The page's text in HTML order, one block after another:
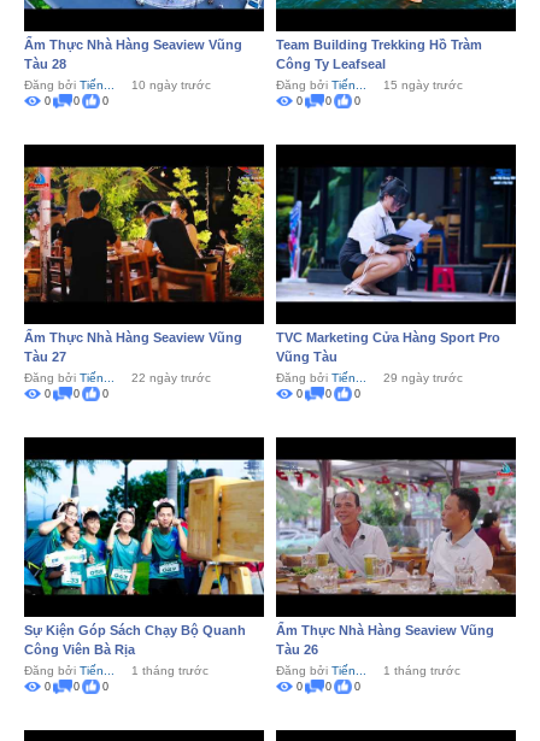
Ẩm Thực Nhà Hàng Seaview Vũng
Tàu 28
Đăng bởi Tiến... 10 ngày trước
0 0 0
Team Building Trekking Hồ Tràm
Công Ty Leafseal
Đăng bởi Tiến... 15 ngày trước
0 0 0
Ẩm Thực Nhà Hàng Seaview Vũng
Tàu 27
Đăng bởi Tiến... 22 ngày trước
0 0 0
TVC Marketing Cửa Hàng Sport Pro
Vũng Tàu
Đăng bởi Tiến... 29 ngày trước
0 0 0
Sự Kiện Góp Sách Chạy Bộ Quanh
Công Viên Bà Rịa
Đăng bởi Tiến... 1 tháng trước
0 0 0
Ẩm Thực Nhà Hàng Seaview Vũng
Tàu 26
Đăng bởi Tiến... 1 tháng trước
0 0 0